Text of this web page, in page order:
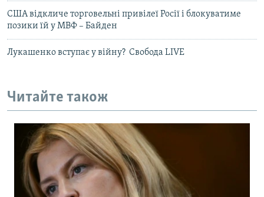
США відкличе торговельні привілеї Росії і блокуватиме
позики їй у МВФ – Байден
Лукашенко вступає у війну? Свобода LIVE
Читайте також